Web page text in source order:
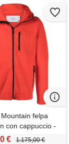
felpa
con cappuccio -
€ 1.175,00 €